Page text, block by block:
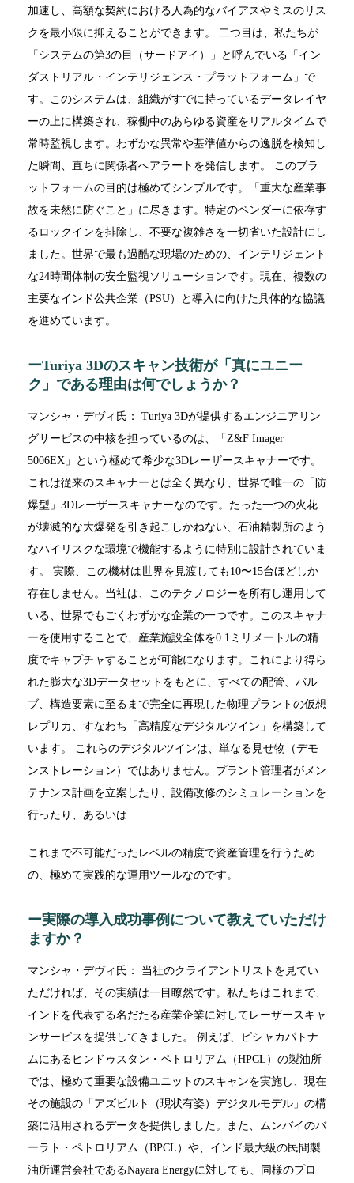
加速し、高額な契約における人為的なバイアスやミスのリス
クを最小限に抑えることができます。 二つ目は、私たちが
「システムの第3の目（サードアイ）」と呼んでいる「イン
ダストリアル・インテリジェンス・プラットフォーム」で
す。このシステムは、組織がすでに持っているデータレイヤ
ーの上に構築され、稼働中のあらゆる資産をリアルタイムで
常時監視します。わずかな異常や基準値からの逸脱を検知し
た瞬間、直ちに関係者へアラートを発信します。 このプラ
ットフォームの目的は極めてシンプルです。「重大な産業事
故を未然に防ぐこと」に尽きます。特定のベンダーに依存す
るロックインを排除し、不要な複雑さを一切省いた設計にし
ました。世界で最も過酷な現場のための、インテリジェント
な24時間体制の安全監視ソリューションです。現在、複数の
主要なインド公共企業（PSU）と導入に向けた具体的な協議
を進めています。
ーTuriya 3Dのスキャン技術が「真にユニー
ク」である理由は何でしょうか？
マンシャ・デヴィ氏： Turiya 3Dが提供するエンジニアリン
グサービスの中核を担っているのは、「Z&F Imager
5006EX」という極めて希少な3Dレーザースキャナーです。
これは従来のスキャナーとは全く異なり、世界で唯一の「防
爆型」3Dレーザースキャナーなのです。たった一つの火花
が壊滅的な大爆発を引き起こしかねない、石油精製所のよう
なハイリスクな環境で機能するように特別に設計されていま
す。 実際、この機材は世界を見渡しても10〜15台ほどしか
存在しません。当社は、このテクノロジーを所有し運用して
いる、世界でもごくわずかな企業の一つです。このスキャナ
ーを使用することで、産業施設全体を0.1ミリメートルの精
度でキャプチャすることが可能になります。これにより得ら
れた膨大な3Dデータセットをもとに、すべての配管、バル
ブ、構造要素に至るまで完全に再現した物理プラントの仮想
レプリカ、すなわち「高精度なデジタルツイン」を構築して
います。 これらのデジタルツインは、単なる見せ物（デモ
ンストレーション）ではありません。プラント管理者がメン
テナンス計画を立案したり、設備改修のシミュレーションを
行ったり、あるいは
これまで不可能だったレベルの精度で資産管理を行うため
の、極めて実践的な運用ツールなのです。
ー実際の導入成功事例について教えていただけ
ますか？
マンシャ・デヴィ氏： 当社のクライアントリストを見てい
ただければ、その実績は一目瞭然です。私たちはこれまで、
インドを代表する名だたる産業企業に対してレーザースキャ
ンサービスを提供してきました。 例えば、ビシャカパトナ
ムにあるヒンドゥスタン・ペトロリアム（HPCL）の製油所
では、極めて重要な設備ユニットのスキャンを実施し、現在
その施設の「アズビルト（現状有姿）デジタルモデル」の構
築に活用されるデータを提供しました。また、ムンバイのバ
ーラト・ペトロリアム（BPCL）や、インド最大級の民間製
油所運営会社であるNayara Energyに対しても、同様のプロ